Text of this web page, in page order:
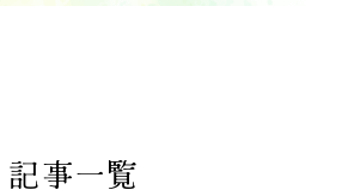
記事一覧